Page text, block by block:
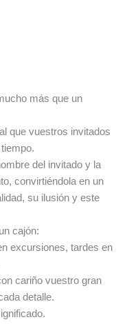
más que un
que vuestros invitados
del invitado y la
convirtiéndola en un
su ilusión y este
cajón:
excursiones, tardes en
cariño vuestro gran
detalle.